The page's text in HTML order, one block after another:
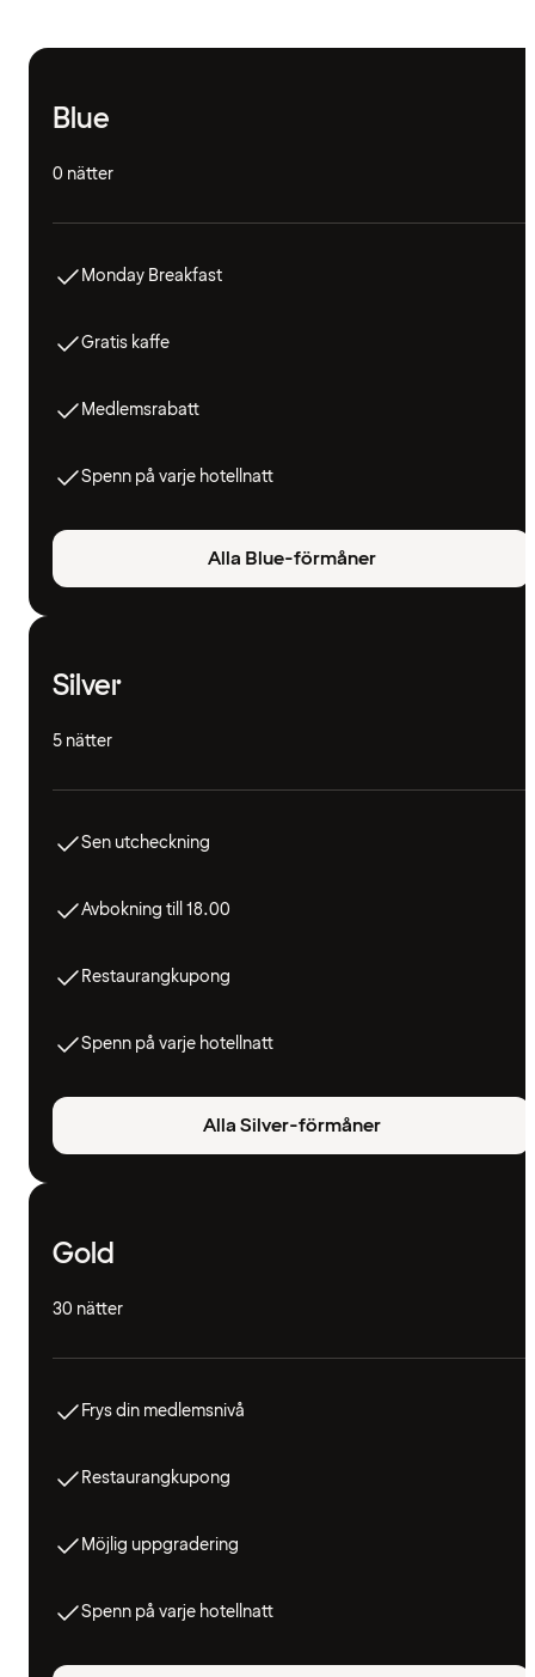
Blue
0 nätter
Monday Breakfast
Gratis kaffe
Medlemsrabatt
Spenn på varje hotellnatt
Alla Blue-förmåner
Silver
5 nätter
Sen utcheckning
Avbokning till 18.00
Restaurangkupong
Spenn på varje hotellnatt
Alla Silver-förmåner
Gold
30 nätter
Frys din medlemsnivå
Restaurangkupong
Möjlig uppgradering
Spenn på varje hotellnatt